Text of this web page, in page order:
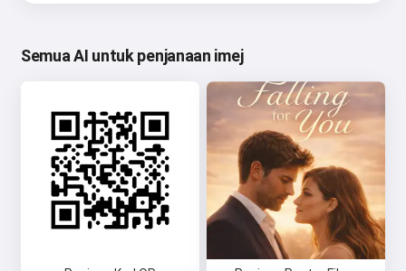
Semua AI untuk penjanaan imej